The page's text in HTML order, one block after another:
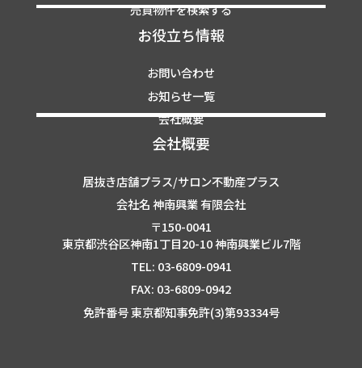
売買物件を検索する
お役立ち情報
お問い合わせ
お知らせ一覧
会社概要
会社概要
居抜き店舗プラス/サロン不動産プラス
会社名 神南興業 有限会社
〒150-0041
東京都渋谷区神南1丁目20-10 神南興業ビル7階
TEL: 03-6809-0941
FAX: 03-6809-0942
免許番号 東京都知事免許(3)第93334号